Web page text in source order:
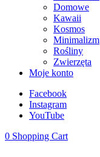
Domowe
Kawaii
Kosmos
Minimalizm
Rośliny
Zwierzęta
Moje konto
Facebook
Instagram
YouTube
0 Shopping Cart